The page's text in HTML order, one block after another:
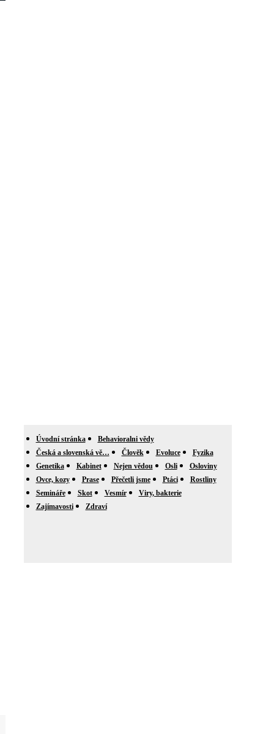
Úvodní stránka
Behavioralni vědy
Česká a slovenská vě…
Člověk Evoluce
Fyzika
Genetika
Kabinet Nejen vědou Osli
Osloviny
Ovce, kozy
Prase Přečetli jsme Ptáci
Rostliny
Semináře
Skot Vesmír
Viry, bakterie
Zajímavosti
Zdraví